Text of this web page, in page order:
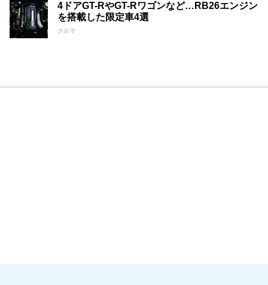
4ドアGT-RやGT-Rワゴンなど…RB26エンジン
を搭載した限定車4選
クルマ